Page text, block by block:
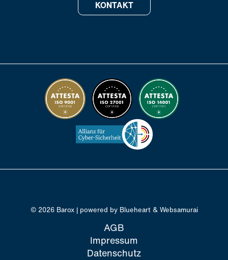
KONTAKT
© 2026 Barox | powered by Blueheart& Websamurai
AGB
Impressum
Datenschutz